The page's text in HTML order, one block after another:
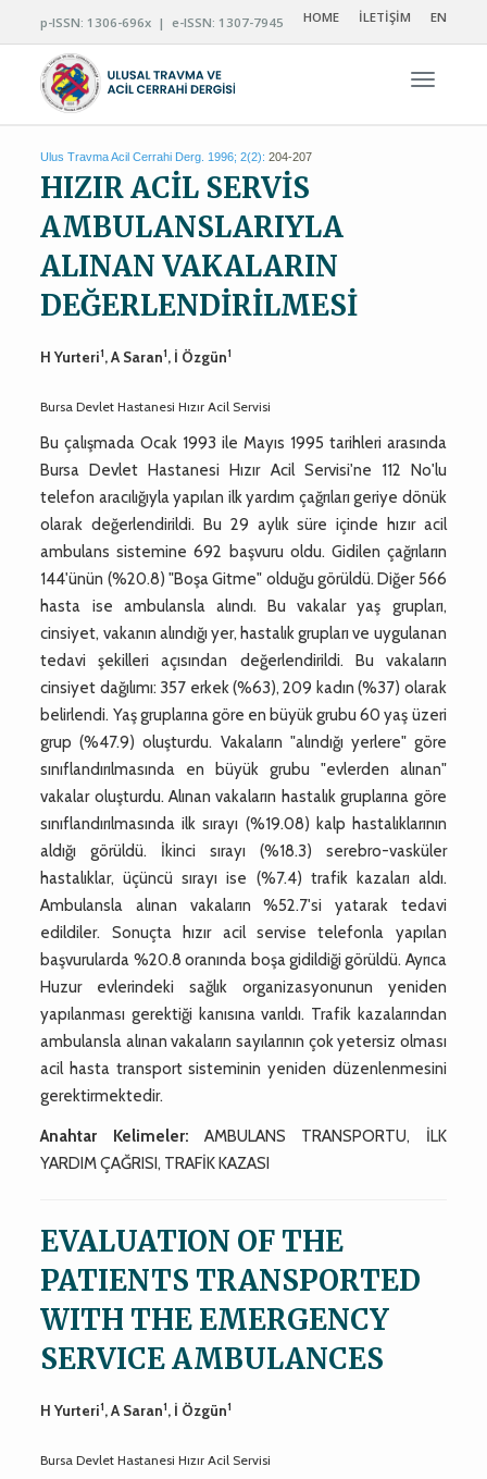
p-ISSN: 1306-696x | e-ISSN: 1307-7945 HOME İLETİŞİM EN
Ulus Travma Acil Cerrahi Derg. 1996; 2(2): 204-207
HIZIR ACİL SERVİS
AMBULANSLARIYLA
ALINAN VAKALARIN
DEĞERLENDİRİLMESİ
H Yurteri1, A Saran1, İ Özgün1
Bursa Devlet Hastanesi Hızır Acil Servisi
Bu çalışmada Ocak 1993 ile Mayıs 1995 tarihleri arasında
Bursa Devlet Hastanesi Hızır Acil Servisi'ne 112 No'lu
telefon aracılığıyla yapılan ilk yardım çağrıları geriye dönük
olarak değerlendirildi. Bu 29 aylık süre içinde hızır acil
ambulans sistemine 692 başvuru oldu. Gidilen çağrıların
144'ünün (%20.8) "Boşa Gitme" olduğu görüldü. Diğer 566
hasta ise ambulansla alındı. Bu vakalar yaş grupları,
cinsiyet, vakanın alındığı yer, hastalık grupları ve uygulanan
tedavi şekilleri açısından değerlendirildi. Bu vakaların
cinsiyet dağılımı: 357 erkek (%63), 209 kadın (%37) olarak
belirlendi. Yaş gruplarına göre en büyük grubu 60 yaş üzeri
grup (%47.9) oluşturdu. Vakaların "alındığı yerlere" göre
sınıflandırılmasında en büyük grubu "evlerden alınan"
vakalar oluşturdu. Alınan vakaların hastalık gruplarına göre
sınıflandırılmasında ilk sırayı (%19.08) kalp hastalıklarının
aldığı görüldü. İkinci sırayı (%18.3) serebro-vasküler
hastalıklar, üçüncü sırayı ise (%7.4) trafik kazaları aldı.
Ambulansla alınan vakaların %52.7'si yatarak tedavi
edildiler. Sonuçta hızır acil servise telefonla yapılan
başvurularda %20.8 oranında boşa gidildiği görüldü. Ayrıca
Huzur evlerindeki sağlık organizasyonunun yeniden
yapılanması gerektiği kanısına varıldı. Trafik kazalarından
ambulansla alınan vakaların sayılarının çok yetersiz olması
acil hasta transport sisteminin yeniden düzenlenmesini
gerektirmektedir.
Anahtar Kelimeler: AMBULANS TRANSPORTU, İLK
YARDIM ÇAĞRISI, TRAFİK KAZASI
EVALUATION OF THE
PATIENTS TRANSPORTED
WITH THE EMERGENCY
SERVICE AMBULANCES
H Yurteri1, A Saran1, İ Özgün1
Bursa Devlet Hastanesi Hızır Acil Servisi